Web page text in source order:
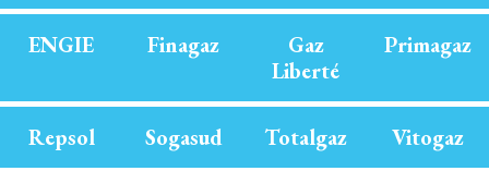
ENGIE Finagaz
Gaz
Liberté
Primagaz
Repsol Sogasud Totalgaz Vitogaz